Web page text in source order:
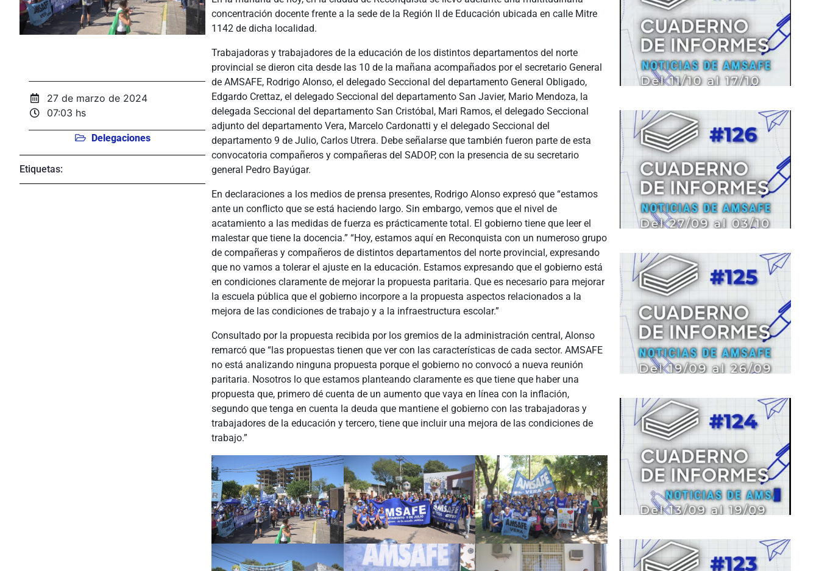
27 de marzo de 2024
07:03 hs
Delegaciones
Etiquetas:
concentración docente frente a la sede de la Región II de Educación ubicada en calle Mitre
1142 de dicha localidad.
Trabajadoras y trabajadores de la educación de los distintos departamentos del norte
provincial se dieron cita desde las 10 de la mañana acompañados por el secretario General
de AMSAFE, Rodrigo Alonso, el delegado Seccional del departamento General Obligado,
Edgardo Crettaz, el delegado Seccional del departamento San Javier, Mario Mendoza, la
delegada Seccional del departamento San Cristóbal, Mari Ramos, el delegado Seccional
adjunto del departamento Vera, Marcelo Cardonatti y el delegado Seccional del
departamento 9 de Julio, Carlos Utrera. Debe señalarse que también fueron parte de esta
convocatoria compañeros y compañeras del SADOP, con la presencia de su secretario
general Pedro Bayúgar.
En declaraciones a los medios de prensa presentes, Rodrigo Alonso expresó que “estamos
ante un conflicto que se está haciendo largo. Sin embargo, vemos que el nivel de
acatamiento a las medidas de fuerza es prácticamente total. El gobierno tiene que leer el
malestar que tiene la docencia.” “Hoy, estamos aquí en Reconquista con un numeroso grupo
de compañeras y compañeros de distintos departamentos del norte provincial, expresando
que no vamos a tolerar el ajuste en la educación. Estamos expresando que el gobierno está
en condiciones claramente de mejorar la propuesta paritaria. Que es necesario para mejorar
la escuela pública que el gobierno incorpore a la propuesta aspectos relacionados a la
mejora de las condiciones de trabajo y a la infraestructura escolar.”
Consultado por la propuesta recibida por los gremios de la administración central, Alonso
remarcó que “las propuestas tienen que ver con las características de cada sector. AMSAFE
no está analizando ninguna propuesta porque el gobierno no convocó a nueva reunión
paritaria. Nosotros lo que estamos planteando claramente es que tiene que haber una
propuesta que, primero dé cuenta de un aumento que vaya en línea con la inflación,
segundo que tenga en cuenta la deuda que mantiene el gobierno con las trabajadoras y
trabajadores de la educación y tercero, tiene que incluir una mejora de las condiciones de
trabajo.”